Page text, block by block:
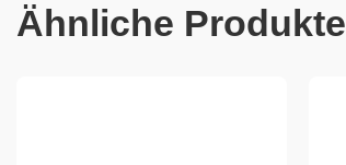
Ähnliche Produkte